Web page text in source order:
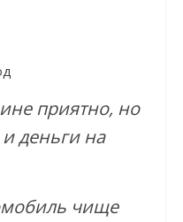
приятно, но
деньги на
чище